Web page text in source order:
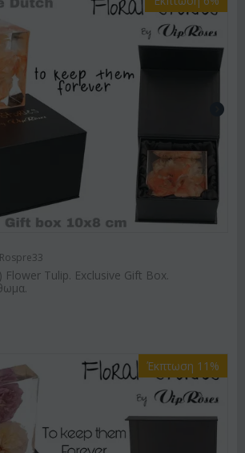
Rospre33
Flower Tulip. Exclusive Gift Box.
Έκπτωση 11%